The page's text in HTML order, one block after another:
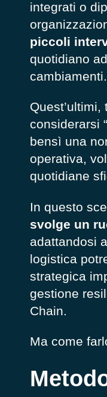
integrati o
piccoli
quotidiano
cambiamenti.
considerarsi
bensì una
operativa,
quotidiane
In questo
svolge un
adattandosi
logistica
strategica
gestione
Chain.
Ma come